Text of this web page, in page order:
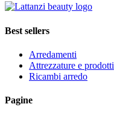
Best sellers
Arredamenti
Attrezzature e prodotti
Ricambi arredo
Pagine